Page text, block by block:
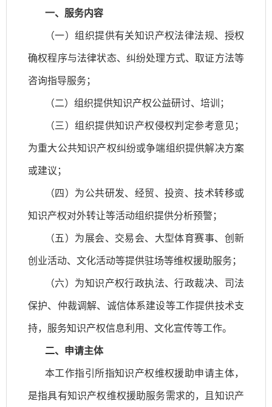
一、服务内容
（一）组织提供有关知识产权法律法规、授权
确权程序与法律状态、纠纷处理方式、取证方法等
咨询指导服务；
（二）组织提供知识产权公益研讨、培训；
（三）组织提供知识产权侵权判定参考意见；
为重大公共知识产权纠纷或争端组织提供解决方案
或建议；
（四）为公共研发、经贸、投资、技术转移或
知识产权对外转让等活动组织提供分析预警；
（五）为展会、交易会、大型体育赛事、创新
创业活动、文化活动等提供驻场等维权援助服务；
（六）为知识产权行政执法、行政裁决、司法
保护、仲裁调解、诚信体系建设等工作提供技术支
持，服务知识产权信息利用、文化宣传等工作。
二、申请主体
本工作指引所指知识产权维权援助申请主体，
是指具有知识产权维权援助服务需求的，且知识产